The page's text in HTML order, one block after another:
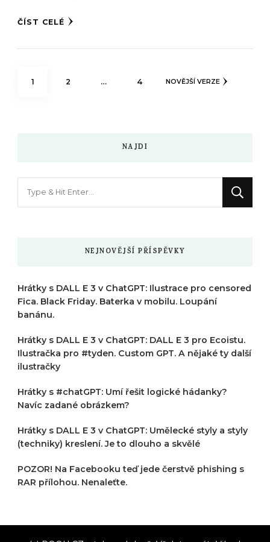
ČÍST CELÉ
Stránkování
STRÁNKA
1 STRÁNKA
2 … STRÁNKA
4 NOVĚJŠÍ VERZE
NAJDI
NEJNOVĚJŠÍ PŘÍSPĚVKY
Hrátky s DALL E 3 v ChatGPT: Ilustrace pro censored
Fica. Black Friday. Baterka v mobilu. Loupání
banánu.
Hrátky s DALL E 3 v ChatGPT: DALL E 3 pro Ecoistu.
Ilustračka pro #tyden. Custom GPT. A nějaké ty další
ilustračky
Hrátky s #chatGPT: Umí řešit logické hádanky?
Navíc zadané obrázkem?
Hrátky s DALL E 3 v ChatGPT: Umělecké styly a styly
(techniky) kreslení. Je to dlouho a skvělé
POZOR! Na Facebooku teď jede čerstvě phishing s
RAR přílohou. Nenaleťte.